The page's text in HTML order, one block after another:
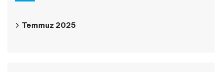
Temmuz 2025